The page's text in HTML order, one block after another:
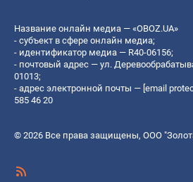
Название онлайн медиа — «OBOZ.UA»
- субъект в сфере онлайн медиа;
- идентификатор медиа — R40-06156;
- почтовый адрес — ул.
01013;
- адрес электронной почты — [email
585 46 20
© 2026 Все права защищены, ООО